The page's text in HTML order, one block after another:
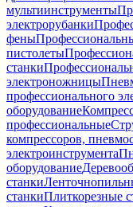
мультиинструменты
электрорубанки
фены
пистолеты
станки
электроножницы
профессионального
оборудование
профессиональные
компрессоров,
электроинструмента
оборудование
станки
станкиПлиткорезные